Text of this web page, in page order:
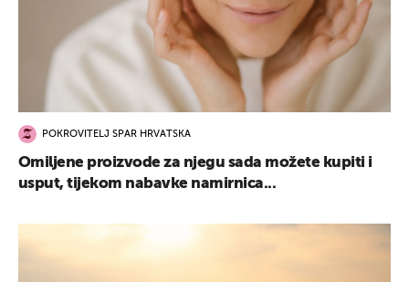
POKROVITELJ SPAR HRVATSKA
Omiljene proizvode za njegu sada možete kupiti i
usput, tijekom nabavke namirnica...